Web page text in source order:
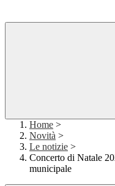
Home >
Novità >
Le notizie >
Concerto di Natale
municipale